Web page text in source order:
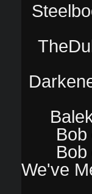
Bob
Bob
We've